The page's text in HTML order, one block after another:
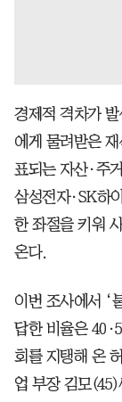
경제적 격차가
에게 물려받은
표되는 자산·주
삼성전자·SK하
한 좌절을 키워
온다.
이번 조사에서 ‘
답한 비율은
회를 지탱해 온
업 부장 김모